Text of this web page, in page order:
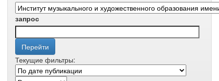
запрос
Текущие фильтры: